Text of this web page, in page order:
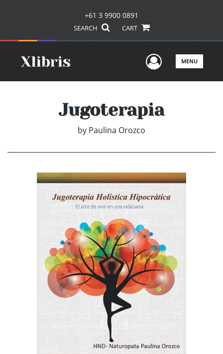
+61 3 9900 0891
SEARCH CART
UserMENU
Jugoterapia
by Paulina Orozco